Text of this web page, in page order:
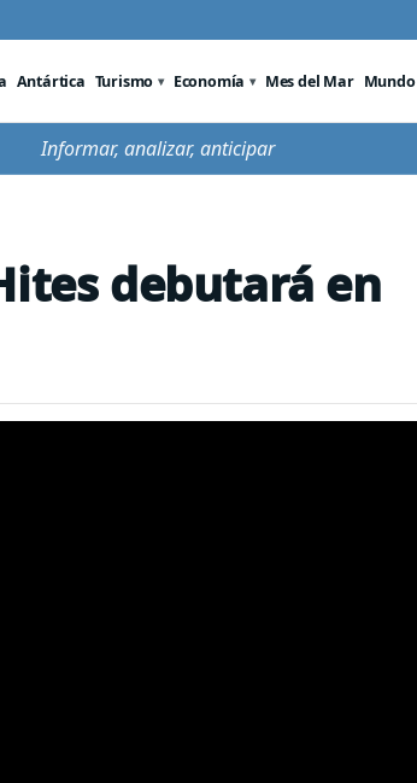
Antártica Turismo Economía Mes del Mar Mundo
Informar, analizar, anticipar
debutará en